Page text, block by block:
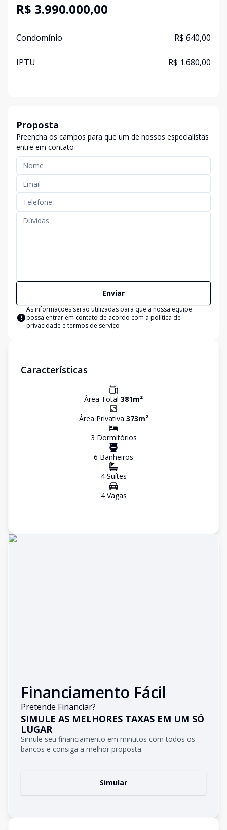
R$ 3.990.000,00
Condomínio R$ 640,00
IPTU R$ 1.680,00
Proposta
Preencha os campos para que um de nossos especialistas
entre em contato
Enviar
As informações serão utilizadas para que a nossa equipe
possa entrar em contato de acordo com a política de
privacidade e termos de serviço
Características
Área Total 381m²
Área Privativa 373m²
3 Dormitórios
6 Banheiros
4Suítes
4Vagas
Financiamento Fácil
Pretende Financiar?
SIMULE AS MELHORES TAXAS EM UM SÓ
LUGAR
Simule seu financiamento em minutos com todos os
bancos e consiga a melhor proposta.
Simular